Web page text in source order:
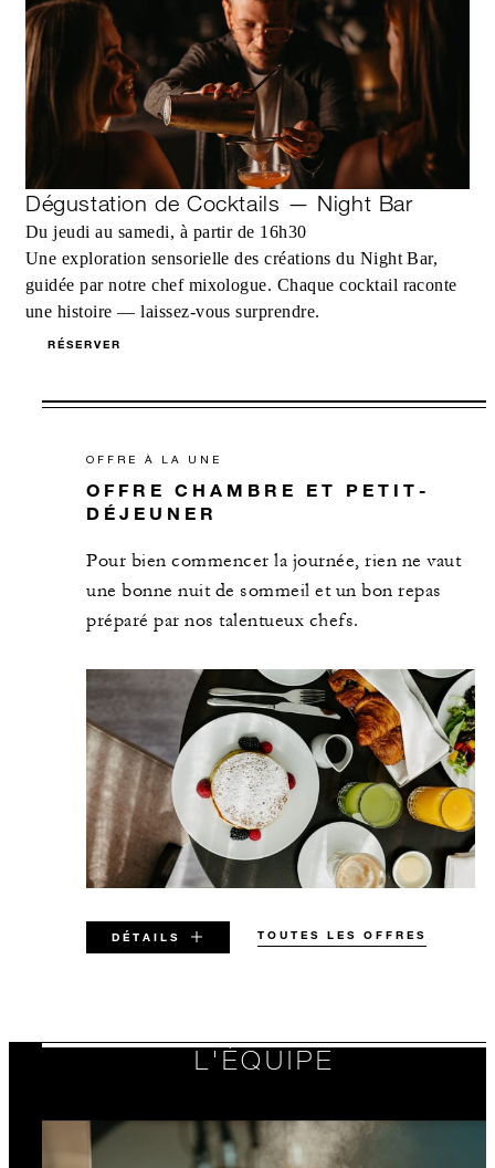
Dégustation de Cocktails — Night Bar
Du jeudi au samedi, à partir de 16h30
Une exploration sensorielle des créations du Night Bar,
guidée par notre chef mixologue. Chaque cocktail raconte
une histoire — laissez-vous surprendre.
RÉSERVER
OFFRE À LA UNE
OFFRE CHAMBRE ET PETIT-
DÉJEUNER
Pour bien commencer la journée, rien ne vaut
une bonne nuit de sommeil et un bon repas
préparé par nos talentueux chefs.
DÉTAILS TOUTES LES OFFRES
OFFRE VALABLE POUR UNE
SÉLECTION DE DATES ENTRE
Offres soumises à disponibilité au moment de la
L'ÉQUIPE